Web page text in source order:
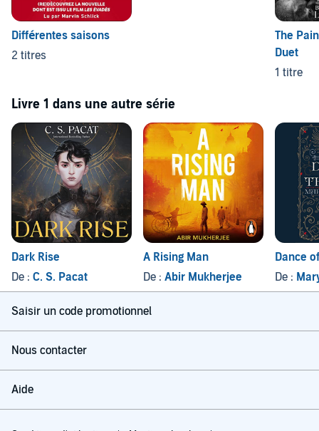
Différentes saisons
2 titres
The
Duet
1 titre
Livre 1 dans une autre série
Dark Rise
De : C. S. Pacat
A Rising Man
De : Abir Mukherjee
Dance
De :
Saisir un code promotionnel
Nous contacter
Aide